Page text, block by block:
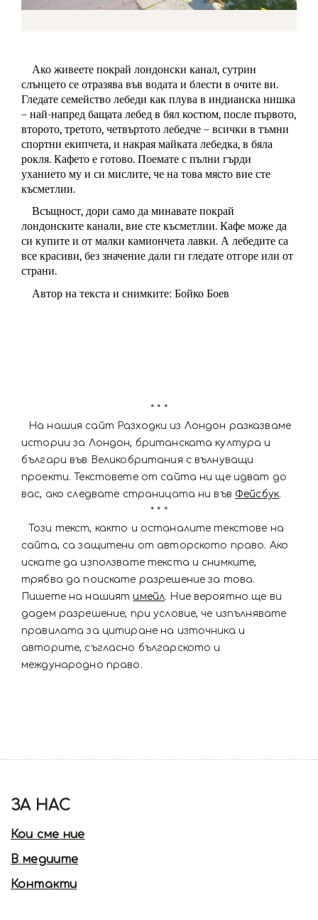
Ако живеете покрай лондонски канал, сутрин
слънцето се отразява във водата и блести в очите ви.
Гледате семейство лебеди как плува в индианска нишка
– най-напред бащата лебед в бял костюм, после първото,
второто, третото, четвъртото лебедче – всички в тъмни
спортни екипчета, и накрая майката лебедка, в бяла
рокля. Кафето е готово. Поемате с пълни гърди
уханието му и си мислите, че на това място вие сте
късметлии.
Всъщност, дори само да минавате покрай
лондонските канали, вие сте късметлии. Кафе може да
си купите и от малки камиончета лавки. А лебедите са
все красиви, без значение дали ги гледате отгоре или от
страни.
Автор на текста и снимките: Бойко Боев
* * *
На нашия сайт Разходки из Лондон разказваме
истории за Лондон, британската култура и
българи във Великобритания с вълнуващи
проекти. Текстовете от сайта ни ще идват до
вас, ако следвате страницата ни във Фейсбук.
* * *
Този текст, както и останалите текстове на
сайта, са защитени от авторското право. Ако
искате да използвате текста и снимките,
трябва да поискате разрешение за това.
Пишете на нашиятимейл. Ние вероятно ще ви
дадем разрешение, при условие, че изпълнявате
правилата за цитиране на източника и
авторите, съгласно българското и
международно право.
ЗА НАС
Кои сме ние
В медиите
Контакти